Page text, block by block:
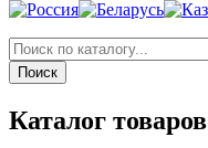
Каталог товаров